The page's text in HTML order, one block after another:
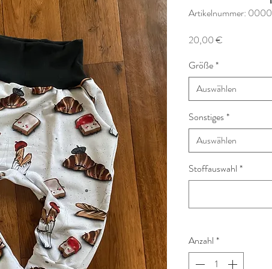
Artikelnummer:
20,00 €
Größe*
Auswählen
Sonstiges*
Auswählen
Stoffauswahl *
Anzahl *